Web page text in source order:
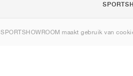
SPORTSHOWROOM maakt gebruik vanContact